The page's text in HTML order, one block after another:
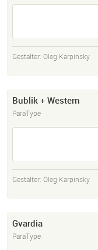
Gestalter: Oleg Karpinsky
Bublik + Western
ParaType
Gestalter: Oleg Karpinsky
Gvardia
ParaType